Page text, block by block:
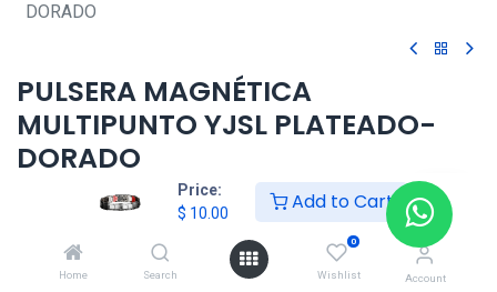
Price:
$ 10.00 Add to Cart
Home Search
0
Wishlist Account
DORADO
PULSERA MAGNÉTICA
MULTIPUNTO YJSL PLATEADO-
DORADO
Agregar al carrito